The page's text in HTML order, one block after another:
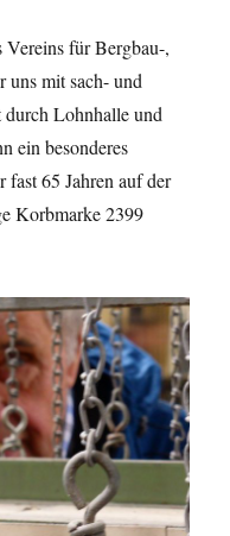
Vereins für Bergbau-,
uns mit sach- und
durch Lohnhalle und
ein besonderes
fast 65 Jahren auf der
Korbmarke 2399